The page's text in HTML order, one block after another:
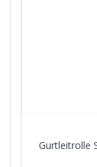
Gurtleitrolle